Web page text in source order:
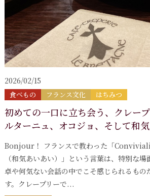
2026/02/15
食べもの フランス文化 はちみつ
初めての一口に立ち会う、クレー
ルターニュ、オコジョ、そして和
Bonjour！ フランスで教わった「
（和気あいあい）」という言葉は、特別な
卓や何気ない会話の中でこそ感じられるもの
す。クレープリーで...